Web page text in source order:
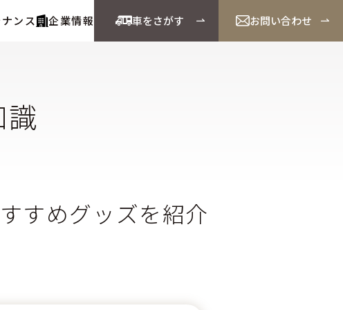
ンス 企業情報 車をさがす お問い合わせ
すめグッズを紹介